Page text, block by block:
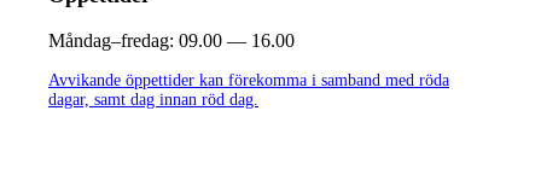
Måndag–fredag: 09.00 — 16.00
Avvikande öppettider kan förekomma i samband med röda
dagar, samt dag innan röd dag.